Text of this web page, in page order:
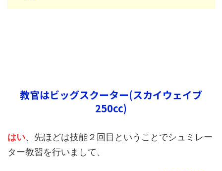
教官はビッグスクーター(スカイウェイブ
250cc)
はい、先ほどは技能２回目ということでシュミレー
ター教習を行いまして、